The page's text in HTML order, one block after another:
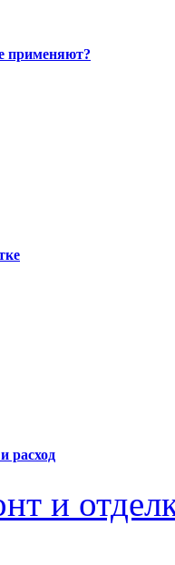
применяют?
расход
и